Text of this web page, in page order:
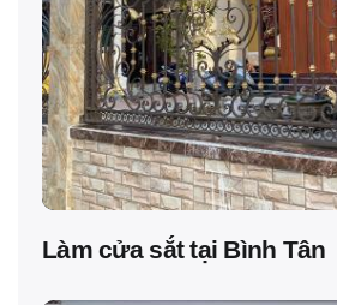
Làm cửa sắt tại Bình Tân